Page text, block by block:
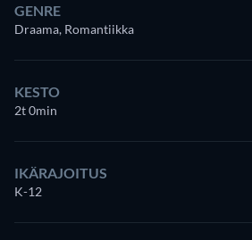
GENRE
Draama, Romantiikka
KESTO
2t 0min
IKÄRAJOITUS
K-12